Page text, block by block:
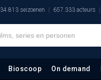
34.813 seizoenen 657.333 acteurs
Bioscoop On demand